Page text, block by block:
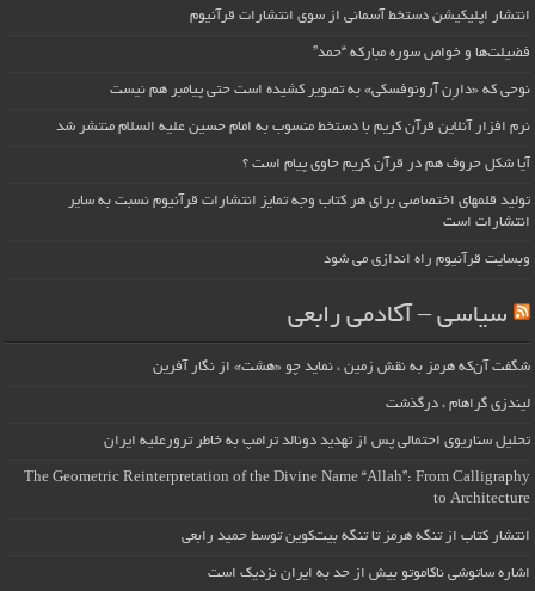
انتشار اپلیکیشن دستخط آسمانی از سوی انتشارات قرآنیوم
فضیلت‌ها و خواص سوره مبارکه “حمد”
نوحی که «دارِن آرونوفسکی» به تصویر کشیده است حتی پیامبر هم نیست
نرم افزار آنلاین قرآن کریم با دستخط منسوب به امام حسین علیه السلام منتشر شد
آیا شکل حروف هم در قرآن کریم حاوی پیام است ؟
تولید قلمهای اختصاصی برای هر کتاب وجه تمایز انتشارات قرآنیوم نسبت به سایر
انتشارات است
وبسایت قرآنیوم راه اندازی می شود
سیاسی – آکادمی رابعی
شگفت آن‌که هرمز به نقش زمین ، نماید چو «هشت» از نگار آفرین
لیندزی گراهام ، درگذشت
تحلیل سناریوی احتمالی پس از تهدید دونالد ترامپ به خاطر ترورعلیه ایران
The Geometric Reinterpretation of the Divine Name “Allah”: From Calligraphy
to Architecture
انتشار کتاب از تنگه هرمز تا تنگه بیت‌کوین توسط حمید رابعی
اشاره ساتوشی ناکاموتو بیش از حد به ایران نزدیک است